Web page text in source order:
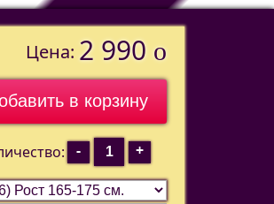
Цена: 2 990 o
-
+